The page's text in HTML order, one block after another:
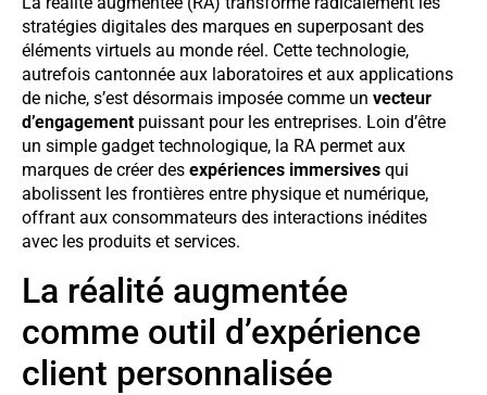
stratégies digitales des marques en superposant des
éléments virtuels au monde réel. Cette technologie,
autrefois cantonnée aux laboratoires et aux applications
de niche, s’est désormais imposée comme un vecteur
d’engagement puissant pour les entreprises. Loin d’être
un simple gadget technologique, la RA permet aux
marques de créer des expériences immersives qui
abolissent les frontières entre physique et numérique,
offrant aux consommateurs des interactions inédites
avec les produits et services.
La réalité augmentée
comme outil d’expérience
client personnalisée